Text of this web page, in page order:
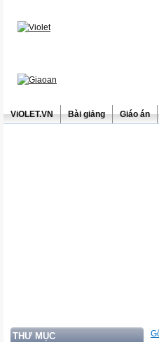
ViOLET.VN Bài giảng Giáo án
THƯ MỤC